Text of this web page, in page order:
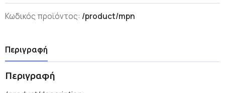
Κωδικός προϊόντος: /product/mpn
Περιγραφή
Περιγραφή